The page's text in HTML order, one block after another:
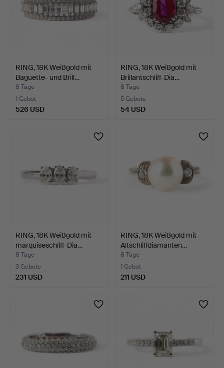
RING, 18K Weißgold mit
Baguette- und Brill…
8 Tage
1 Gebot
526 USD
RING, 18K Weißgold mit
Brillantschliff-Dia…
8 Tage
5 Gebote
54 USD
RING, 18K Weißgold mit
marquiseschliff-Dia…
8 Tage
3 Gebote
231 USD
RING, 18K Weißgold mit
Altschliffdiamanten…
8 Tage
1 Gebot
211 USD